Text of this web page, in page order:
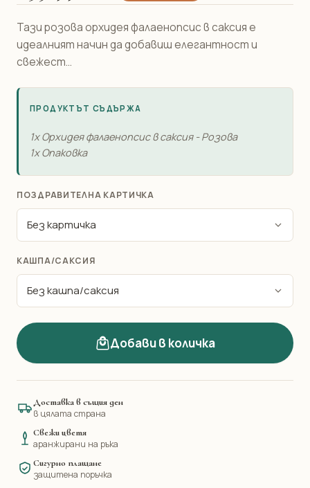
Тази розова орхидея фалаенопсис в саксия е
идеалният начин да добавиш елегантност и
свежест...
ПРОДУКТЪТ СЪДЪРЖА
1x Орхидея фалаенопсис в саксия - Розова
1x Опаковка
ПОЗДРАВИТЕЛНА КАРТИЧКА
КАШПА/САКСИЯ
Добави в количка
Доставка в същия ден
в цялата страна
Свежи цветя
аранжирани на ръка
Сигурно плащане
защитена поръчка